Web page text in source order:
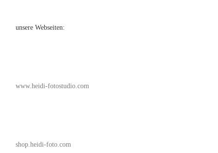
unsere Webseiten:
www.heidi-fotostudio.com
shop.heidi-foto.com